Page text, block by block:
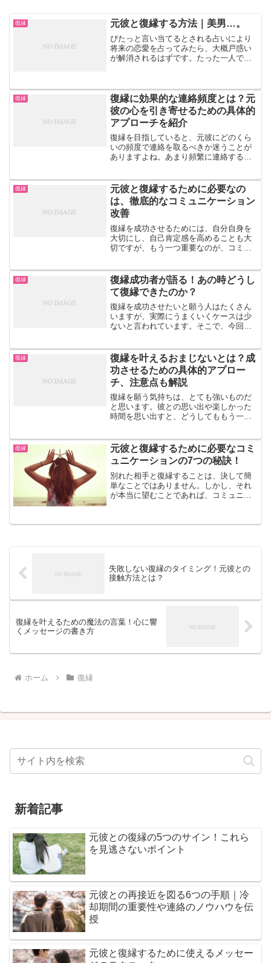
復縁 元彼と復縁する方法｜美男…。
ぴたっと言い当てるとされる占いにより
将来の恋愛を占ってみたら、大概戸惑い
が解消されるはずです。たった一人で悩
いがないと思い悩んでいる方...
復縁
復縁に効果的な連絡頻度とは？元
彼の心を引き寄せるための具体的
アプローチを紹介
復縁を目指していると、元彼にどのくら
いの頻度で連絡を取るべきか迷うことが
ありますよね。あまり頻繁に連絡すると
しまうかもしれません。この記事では、
元彼との復縁を目指す際に...
復縁
元彼と復縁するために必要なの
は、徹底的なコミュニケーション
改善
復縁を成功させるためには、自分自身を
大切にし、自己肯定感を高めることも大
切ですが、もう一つ重要なのが、コミュ
について見ていきましょう。■ なぜコミ
ュニケーション改善が必...
復縁
復縁成功者が語る！あの時どうし
て復縁できたのか？
復縁を成功させたいと願う人はたくさん
いますが、実際にうまくいくケースは少
ないと言われています。そこで、今回は
考にして、あなたも復縁に向けて前進し
ませんか？1. 自分自身...
復縁
復縁を叶えるおまじないとは？成
功させるための具体的アプロー
チ、注意点も解説
復縁を願う気持ちは、とても強いものだ
と思います。彼との思い出や楽しかった
時間を思い出すと、どうしてももう一度
まじない」を試してみたいと考える女性
も少なくありません。おまじ...
復縁
元彼と復縁するために必要なコミ
ュニケーションの7つの秘訣！
別れた相手と復縁することは、決して簡
単なことではありません。しかし、それ
が本当に望むことであれば、コミュニケ
必要なコミュニケーションの秘訣につい
失敗しない復縁のタイミング！元彼との
接触方法とは？
復縁を叶えるための魔法の言葉！心に響
くメッセージの書き方
ホーム 復縁
新着記事
元彼との復縁の5つのサイン！これら
を見逃さないポイント
元彼との再接近を図る6つの手順｜冷
却期間の重要性や連絡のノウハウを伝
授
元彼と復縁するために使えるメッセー